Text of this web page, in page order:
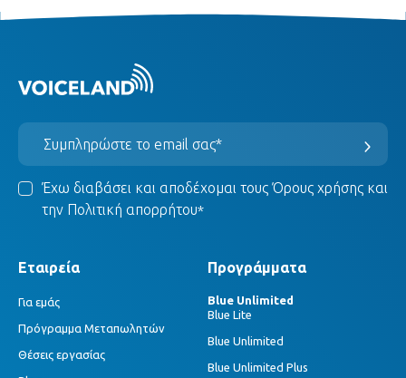
Έχω διαβάσει και αποδέχομαι τους Όρους χρήσης και
την Πολιτική απορρήτου*
Εταιρεία
Για εμάς
Πρόγραμμα Μεταπωλητών
Θέσεις εργασίας
Προγράμματα
Blue Unlimited
Blue Lite
Blue Unlimited
Blue Unlimited Plus